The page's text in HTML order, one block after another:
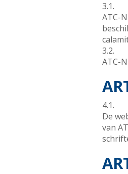
3.1.
ATC-
3.2.
ATC-
4.1.
De
van